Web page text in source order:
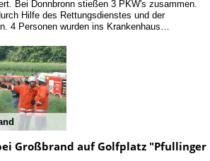
Bei Donnbronn stießen 3 PKW's zusammen.
Hilfe des Rettungsdienstes und der
4 Personen wurden ins Krankenhaus…
Großbrand auf Golfplatz "Pfullinger